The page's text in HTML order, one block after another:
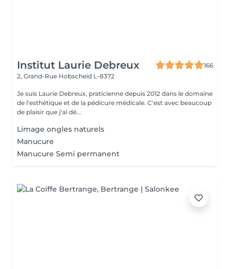
Institut Laurie Debreux
166
2, Grand-Rue Hobscheid L-8372
Je suis Laurie Debreux, praticienne depuis 2012 dans le domaine
de l'esthétique et de la pédicure médicale. C'est avec beaucoup
de plaisir que j'ai dé...
Limage ongles naturels
Manucure
Manucure Semi permanent